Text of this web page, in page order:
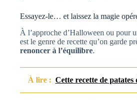
Essayez-le… et laissez la magie
À l’approche d’Halloween ou pour
est le genre de recette qu’on garde
renoncer à l’équilibre.
À lire : Cette recette de